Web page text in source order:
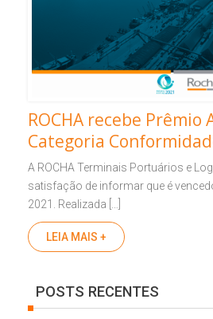
ROCHA recebe Prêmio
Categoria
A ROCHA Terminais Portuários e
satisfação de informar que é
2021. Realizada […]
LEIA MAIS +
POSTS RECENTES